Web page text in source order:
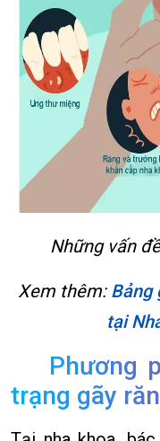
Những vấn
Xem thêm: Bảng
tại
Phương
trạng gãy